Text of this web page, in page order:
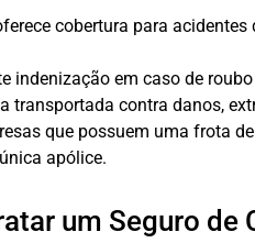
cobertura para
indenização em caso de
transportada contra danos,
que possuem uma frota
apólice.
um Seguro de